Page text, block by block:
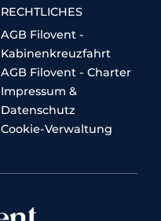
RECHTLICHES
AGB Filovent -
Kabinenkreuzfahrt
AGB Filovent - Charter
Impressum &
Datenschutz
Cookie-Verwaltung